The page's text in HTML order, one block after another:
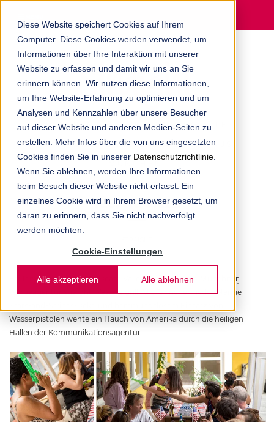
Diese Website speichert Cookies auf Ihrem
Computer. Diese Cookies werden verwendet, um
Informationen über Ihre Interaktion mit unserer
Website zu erfassen und damit wir uns an Sie
erinnern können. Wir nutzen diese Informationen,
um Ihre Website-Erfahrung zu optimieren und um
Analysen und Kennzahlen über unsere Besucher
auf dieser Website und anderen Medien-Seiten zu
erstellen. Mehr Infos über die von uns eingesetzten
Cookies finden Sie in unserer Datenschutzrichtlinie
Wenn Sie ablehnen, werden Ihre Informationen
beim Besuch dieser Website nicht erfasst. Ein
einzelnes Cookie wird in Ihrem Browser gesetzt, um
daran zu erinnern, dass Sie nicht nachverfolgt
werden möchten.
Cookie-Einstellungen
Alle akzeptieren Alle ablehnen
ERFAHREN SIE AUF DEM BLOG ALLES
RUND UM DIE DIGITALAGENTUR AUS
YES, WE GRILL!
25. AUGUST 2015
Bei Temperaturen wie im Death Valley hieß es für die
Münchner
Werbeagentur straight: Yes, we grill! Mit Fähnchen, jeder Menge
Wasserpistolen wehte ein Hauch von Amerika durch die heiligen
Hallen der Kommunikationsagentur.